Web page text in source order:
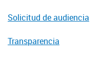
Solicitud de audiencia
Transparencia